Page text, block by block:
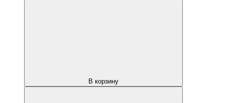
В корзину